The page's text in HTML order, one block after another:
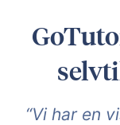
“Vi har en